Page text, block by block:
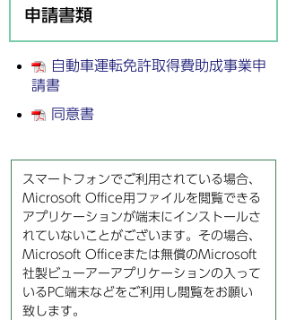
申請書類
自動車運転免許取得費助成事業申
請書
同意書
スマートフォンでご利用されている場合、
Microsoft Office用ファイルを閲覧できる
アプリケーションが端末にインストールさ
れていないことがございます。その場合、
Microsoft Officeまたは無償のMicrosoft
社製ビューアーアプリケーションの入って
いるPC端末などをご利用し閲覧をお願い
致します。